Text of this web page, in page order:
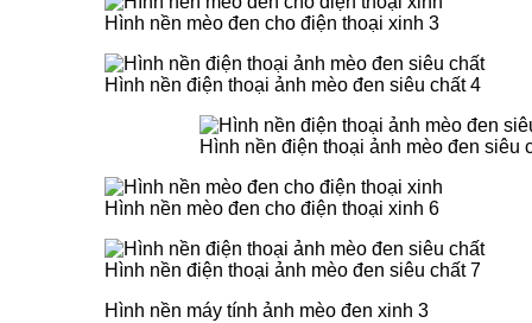
Hình nền mèo đen cho điện thoại xinh 3
Hình nền điện thoại ảnh mèo đen siêu chất 4
Hình nền điện thoại ảnh mèo đen siêu
Hình nền mèo đen cho điện thoại xinh 6
Hình nền điện thoại ảnh mèo đen siêu chất 7
Hình nền máy tính ảnh mèo đen xinh 3